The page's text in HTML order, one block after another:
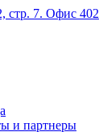
стр. 7. Офис 402
и партнеры